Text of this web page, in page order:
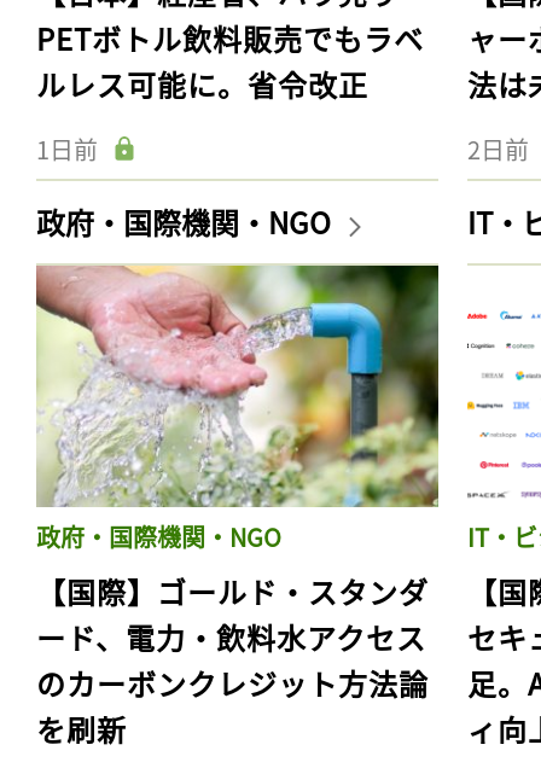
PETボトル飲料販売でもラベ
ルレス可能に。省令改正
1日前
ャー
法は
2日前
政府・国際機関・NGO
政府・国際機関・NGO
【国際】ゴールド・スタンダ
ード、電力・飲料水アクセス
のカーボンクレジット方法論
を刷新
IT・
IT・
【
セキ
足。
ィ向